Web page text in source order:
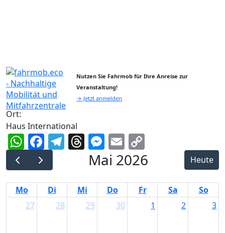
Nutzen Sie Fahrmob für Ihre Anreise zur
Veranstaltung!
→ Jetzt anmelden
Ort:
Haus International
WhatsApp
Facebook
Telegram
Threads
Messenger
Email
Link
Mai 2026 Heute
Mo Di Mi Do Fr Sa
So
27
28 29 30 1 2 3